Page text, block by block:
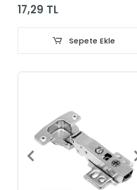
17,29 TL
Sepete Ekle